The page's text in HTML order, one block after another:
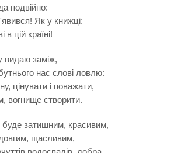
подвійно:
Як у книжці:
цій країні!
видаю заміж,
нас слові ловлю:
цінувати і поважати,
вогнище створити.
затишним, красивим,
щасливим,